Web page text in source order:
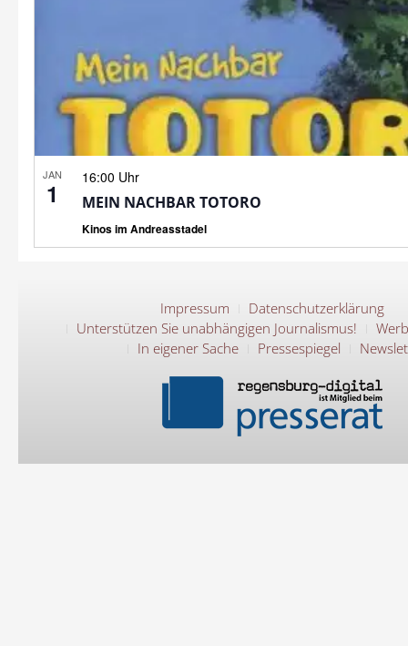
JAN
1
16:00 Uhr
MEIN NACHBAR TOTORO
Kinos im Andreasstadel
Impressum
Datenschutzerklärung
Unterstützen Sie unabhängigen Journalismus!
In eigener Sache
Pressespiegel